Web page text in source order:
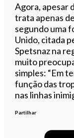
Agora, apesar
trata apenas
segundo uma
Unido, citada
Spetsnaz na
muito
simples: “Em
função das
nas linhas
Partilhar